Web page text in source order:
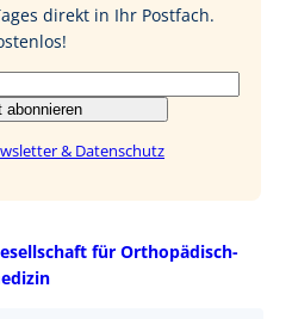
direkt in Ihr Postfach.
abonnieren
& Datenschutz
für Orthopädisch-